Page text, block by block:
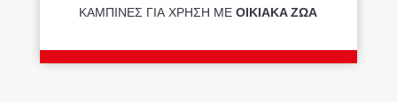
ΚΑΜΠΙΝΕΣ ΓΙΑ ΧΡΗΣΗ ΜΕΟΙΚΙΑΚΑ ΖΩΑ